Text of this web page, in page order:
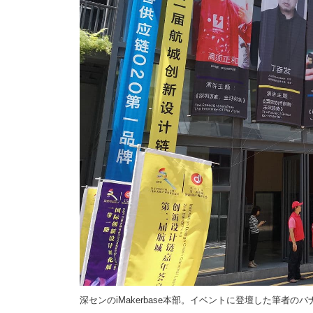
深センのiMakerbase本部。イベントに登壇した筆者のバ